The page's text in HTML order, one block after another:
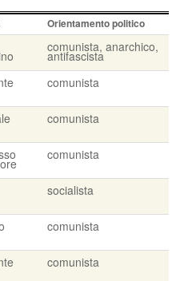
Orientamento politico
comunista, anarchico,
antifascista
comunista
comunista
comunista
socialista
comunista
comunista